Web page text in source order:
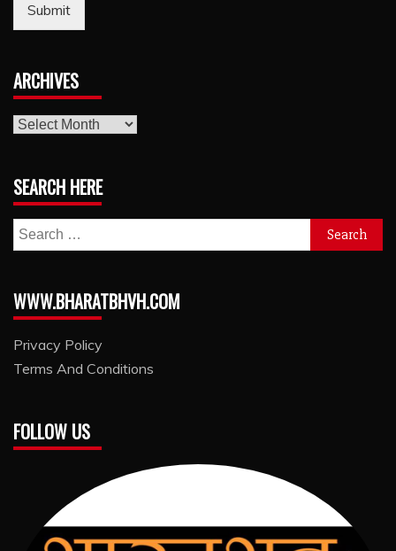
Submit
ARCHIVES
archives
SEARCH HERE
Search
for:
WWW.BHARATBHVH.COM
Privacy Policy
Terms And Conditions
FOLLOW US